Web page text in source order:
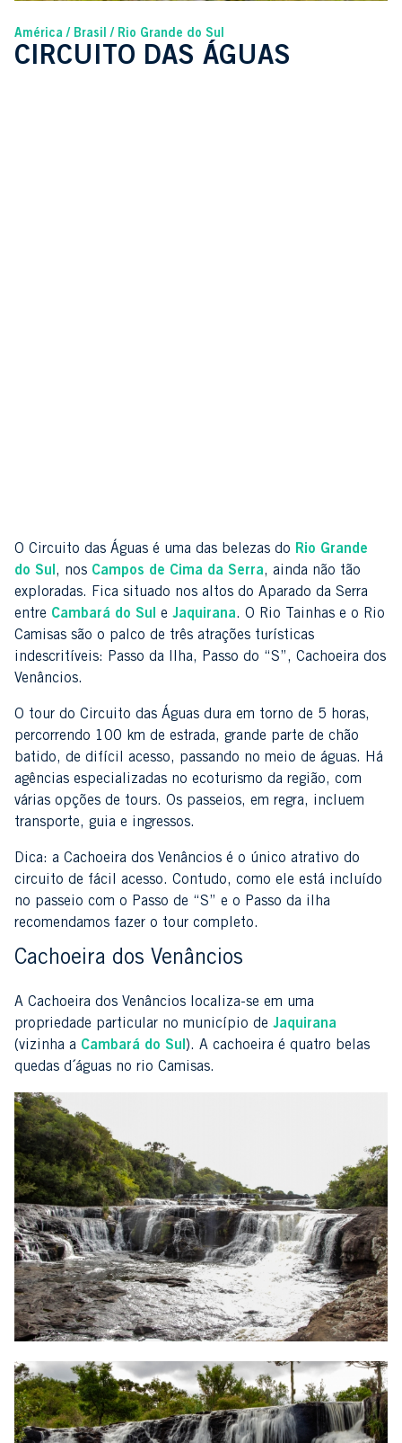
América Brasil Rio Grande do Sul
CIRCUITO DAS ÁGUAS
O Circuito das Águas é uma das belezas do Rio Grande
do Sul , nos Campos de Cima da Serra, ainda não tão
exploradas. Fica situado nos altos do Aparado da Serra
entre Cambará do Sul e Jaquirana. O Rio Tainhas e o Rio
Camisas são o palco de três atrações turísticas
indescritíveis: Passo da Ilha, Passo do “S”, Cachoeira dos
Venâncios.
O tour do Circuito das Águas dura em torno de 5 horas,
percorrendo 100 km de estrada, grande parte de chão
batido, de difícil acesso, passando no meio de águas. Há
agências especializadas no ecoturismo da região, com
várias opções de tours. Os passeios, em regra, incluem
transporte, guia e ingressos.
Dica: a Cachoeira dos Venâncios é o único atrativo do
circuito de fácil acesso. Contudo, como ele está incluído
no passeio com o Passo de “S” e o Passo da ilha
recomendamos fazer o tour completo.
Cachoeira dos Venâncios
A Cachoeira dos Venâncios localiza-se em uma
propriedade particular no município de Jaquirana
(vizinha a Cambará do Sul ). A cachoeira é quatro belas
quedas d´águas no rio Camisas.